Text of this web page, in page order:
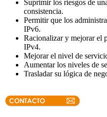
Suprimir los riesgos de
consistencia.
Permitir que los
IPv6.
Racionalizar y mejorar el
IPv4.
Mejorar el nivel de
Aumentar los niveles de
Trasladar su lógica de